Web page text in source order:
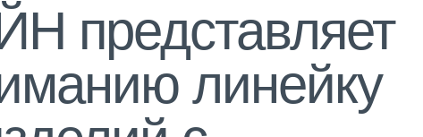
представляет
линейку